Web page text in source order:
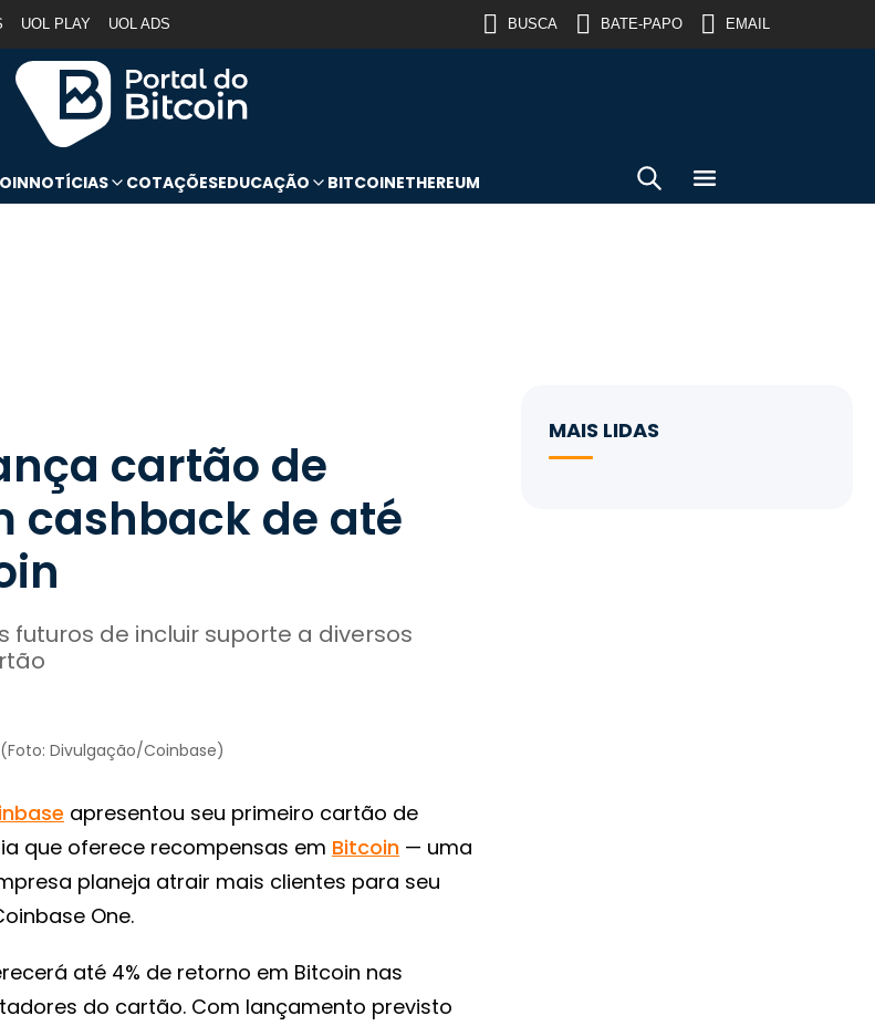
UOL PLAY UOL ADS BUSCA BATE-PAPO EMAIL
NOTÍCIAS COTAÇÕESEDUCAÇÃO BITCOINETHEREUM
cartão de
cashback de até
futuros de incluir suporte a diversos
(Foto: Divulgação/Coinbase)
apresentou seu primeiro cartão de
que oferece recompensas em Bitcoin — uma
planeja atrair mais clientes para seu
One.
até 4% de retorno em Bitcoin nas
do cartão. Com lançamento previsto
MAIS LIDAS